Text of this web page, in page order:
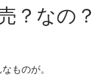
？なの？
ものが。